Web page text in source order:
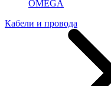
OMEGA
Кабели и провода